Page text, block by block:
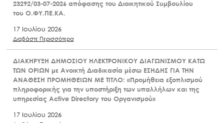
23292/03-07-2026 απόφασης του Διοικητικού Συμβουλίου
του Ο.ΦΥ.ΠΕ.ΚΑ.
17 Ιουλίου 2026
Διαβάστε Περισσότερα
ΔΙΑΚΗΡΥΞΗ ΔΗΜΟΣΙΟΥ ΗΛΕΚΤΡΟΝΙΚΟΥ ΔΙΑΓΩΝΙΣΜΟΥ ΚΑΤΩ
ΤΩΝ ΟΡΙΩΝ με Ανοικτή Διαδικασία μέσω ΕΣΗΔΗΣ ΓΙΑ ΤΗΝ
ΑΝΑΘΕΣΗ ΠΡΟΜΗΘΕΙΩΝ ΜΕ ΤΙΤΛΟ: «Προμήθεια εξοπλισμού
πληροφορικής για την υποστήριξη των υπαλλήλων και της
υπηρεσίας Active Directory του Οργανισμού»
17 Ιουλίου 2026